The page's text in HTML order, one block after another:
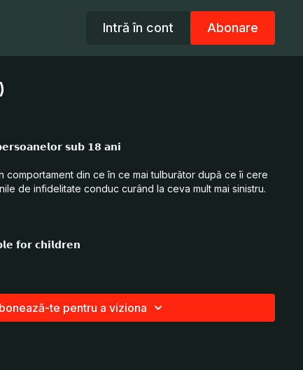
Intră în cont Abonare
𝘀𝘂𝗯 𝟭𝟴 𝗮𝗻𝗶
comportament din ce în ce mai tulburător după ce îi cere
de infidelitate conduc curând la ceva mult mai sinistru.
𝗳𝗼𝗿 𝗰𝗵𝗶𝗹𝗱𝗿𝗲𝗻
disturbing behaviour after asking her husband
te pentru a viziona